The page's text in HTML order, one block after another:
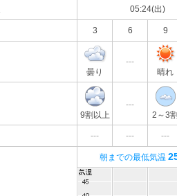
05:24(出)
3 6 9
曇り
---
晴れ
9割以上
---
2～3
--- --- ---
朝までの最低気温